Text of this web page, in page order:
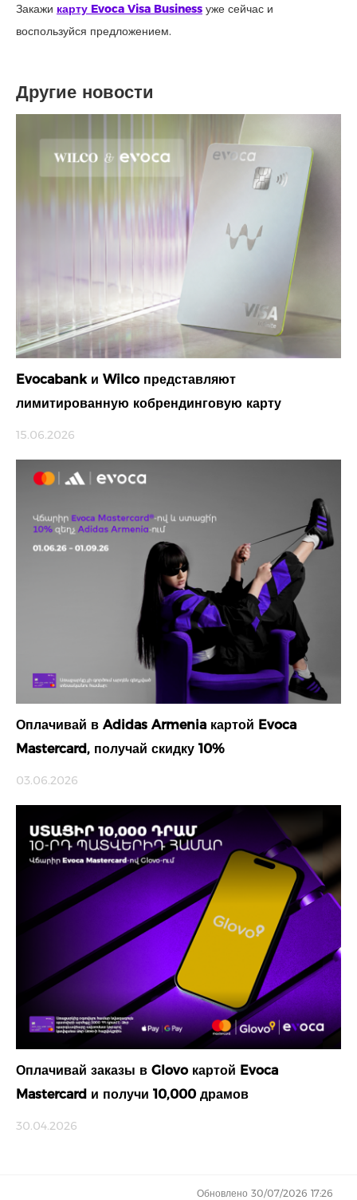
Закажи карту Evoca Visa Business уже сейчас и
воспользуйся предложением.
Другие новости
Evocabank и Wilco представляют
лимитированную кобрендинговую карту
15.06.2026
Оплачивай в Adidas Armenia картой Evoca
Mastercard, получай скидку 10%
03.06.2026
Оплачивай заказы в Glovo картой Evoca
Mastercard и получи 10,000 драмов
30.04.2026
Обновлено 30/07/2026 17:26